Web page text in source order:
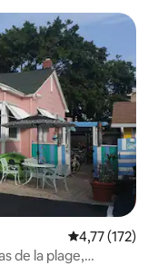
Évaluation
4,77 (172)
de la plage,